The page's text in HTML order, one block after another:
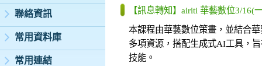
聯絡資訊
常用資料庫
常用連結
【訊息轉知】airiti 華藝數位3/
本課程由華藝數位策畫，並結合
多項資源，搭配生成式AI工具，
技能。